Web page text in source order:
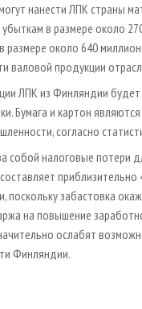
нанести ЛПК страны
в размере около
около 640
валовой продукции
ЛПК из Финляндии
Бумага и картон
согласно
собой налоговые
поскольку забастовка
на повышение
ослабят
Финляндии.